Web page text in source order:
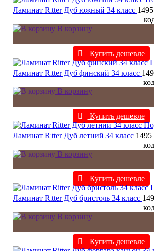
Ламинат Ritter Дуб южный 34 класс
В корзину
Купить дешевле
Ламинат Ritter Дуб финский 34 класс
В корзину
Купить дешевле
Ламинат Ritter Дуб летний 34 класс 1495
В корзину
Купить дешевле
Ламинат Ritter Дуб бристоль 34 класс
В корзину
Купить дешевле